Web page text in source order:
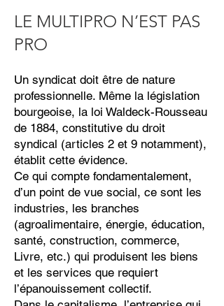
LE MULTIPRO N’EST PAS
PRO
Un syndicat doit être de nature
professionnelle. Même la législation
bourgeoise, la loi Waldeck-Rousseau
de 1884, constitutive du droit
syndical (articles 2 et 9 notamment),
établit cette évidence.
Ce qui compte fondamentalement,
d’un point de vue social, ce sont les
industries, les branches
(agroalimentaire, énergie, éducation,
santé, construction, commerce,
Livre, etc.) qui produisent les biens
et les services que requiert
l’épanouissement collectif.